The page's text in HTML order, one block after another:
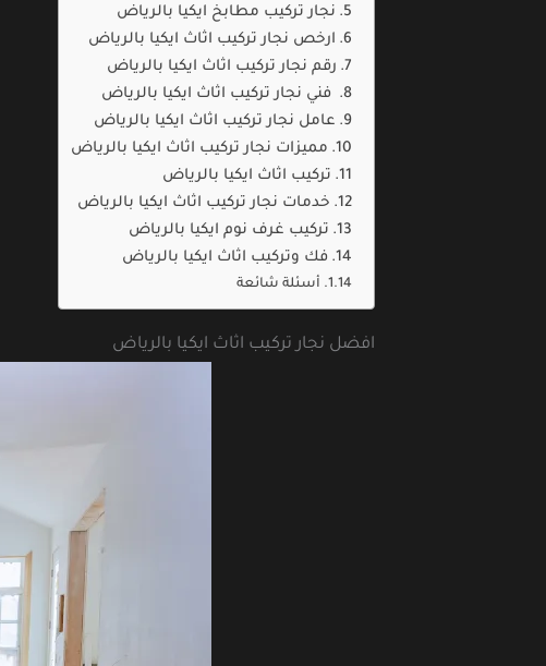
نجار تركيب مطابخ ايكيا بالرياض
ارخص نجار تركيب اثاث ايكيا بالرياض
رقم نجار تركيب اثاث ايكيا بالرياض
فني نجار تركيب اثاث ايكيا بالرياض
عامل نجار تركيب اثاث ايكيا بالرياض
مميزات نجار تركيب اثاث ايكيا بالرياض
تركيب اثاث ايكيا بالرياض
خدمات نجار تركيب اثاث ايكيا بالرياض
تركيب غرف نوم ايكيا بالرياض
فك وتركيب اثاث ايكيا بالرياض
أسئلة شائعة
افضل نجار تركيب اثاث ايكيا بالرياض